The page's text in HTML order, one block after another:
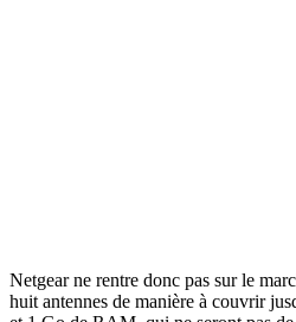
Netgear ne rentre donc pas sur le
huit antennes de manière à couvrir